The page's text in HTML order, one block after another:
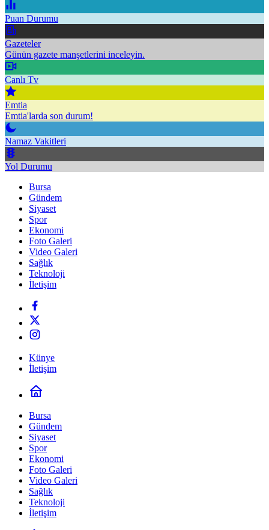
Puan Durumu
Gazeteler
Günün gazete manşetlerini inceleyin.
Canlı Tv
Emtia
Emtia'larda son durum!
Namaz Vakitleri
Yol Durumu
Bursa
Gündem
Siyaset
Spor
Ekonomi
Foto Galeri
Video Galeri
Sağlık
Teknoloji
İletişim
Künye
İletişim
Bursa
Gündem
Siyaset
Spor
Ekonomi
Foto Galeri
Video Galeri
Sağlık
Teknoloji
İletişim